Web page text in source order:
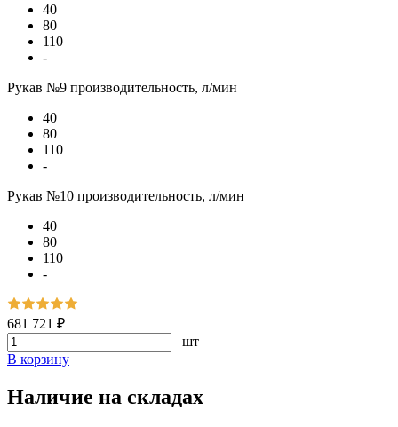
40
80
110
-
Рукав №9 производительность, л/мин
40
80
110
-
Рукав №10 производительность, л/мин
40
80
110
-
681 721 ₽
шт
В корзину
Наличие на складах